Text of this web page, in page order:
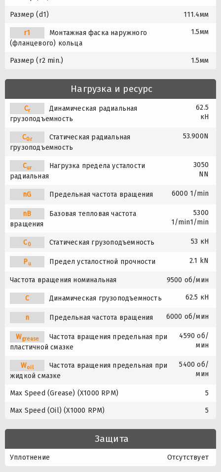
Размер (d1) 111.4мм
r1
Монтажная фаска наружного
(фланцевого) кольца
1.5мм
Размер (r2 min.) 1.5мм
Нагрузка и ресурс
Cr
Динамическая радиальная
грузоподъемность
62.5
кН
C0r
Статическая радиальная
грузоподъемность
53.900N
Cur
Нагрузка предела усталости
радиальная
3050
NN
nG Предельная частота вращения 6000 1/min
nB
Базовая тепловая частота
вращения
5300
1/min1/min
C0 Статическая грузоподъемность 53 кН
Pu Предел усталостной прочности 2.1 kN
Частота вращения номинальная 9500 об/мин
C Динамическая грузоподъемность 62.5 кН
n Предельная частота вращения 6000 об/мин
Wgrease
Частота вращения предельная при
пластичной смазке
4590 об/
мин
Woil
Частота вращения предельная при
жидкой смазке
5400 об/
мин
Max Speed (Grease) (X1000 RPM) 5
Max Speed (Oil) (X1000 RPM) 5
Защита
Уплотнение Отсутствует